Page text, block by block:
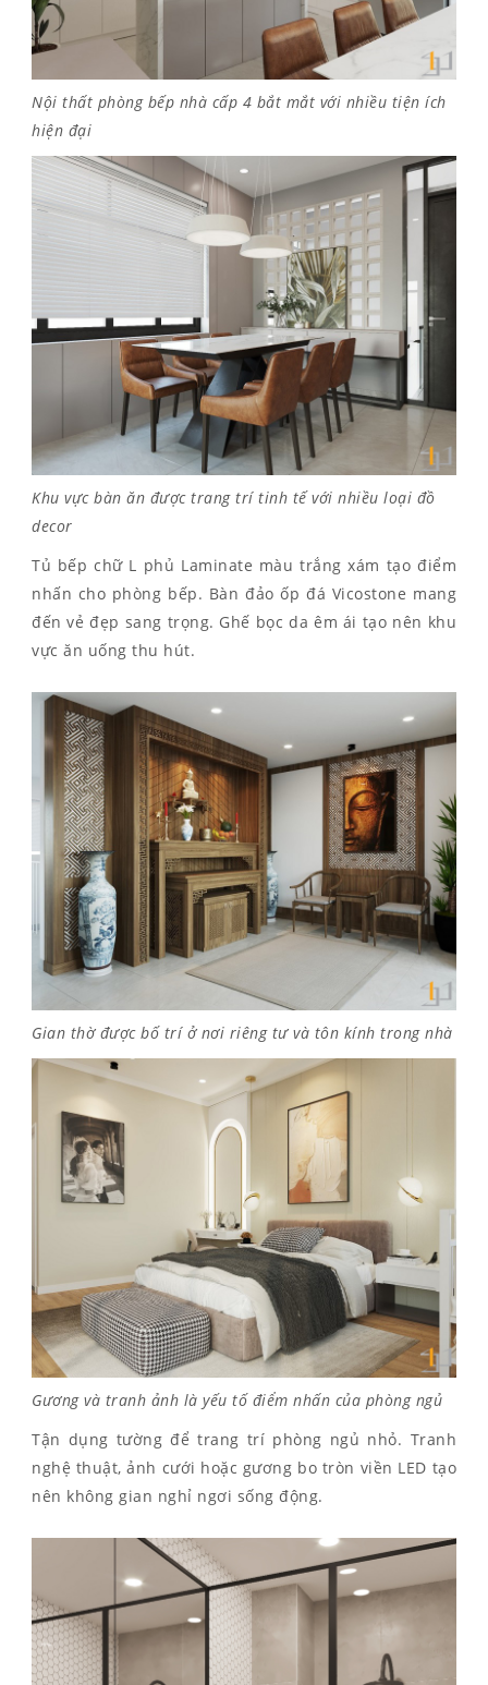
Nội thất phòng bếp nhà cấp 4 bắt mắt với nhiều tiện ích
hiện đại
Khu vực bàn ăn được trang trí tinh tế với nhiều loại đồ
decor
Tủ bếp chữ L phủ Laminate màu trắng xám tạo điểm
nhấn cho phòng bếp. Bàn đảo ốp đá Vicostone mang
đến vẻ đẹp sang trọng. Ghế bọc da êm ái tạo nên khu
vực ăn uống thu hút.
Gian thờ được bố trí ở nơi riêng tư và tôn kính trong nhà
Gương và tranh ảnh là yếu tố điểm nhấn của phòng ngủ
Tận dụng tường để trang trí phòng ngủ nhỏ. Tranh
nghệ thuật, ảnh cưới hoặc gương bo tròn viền LED tạo
nên không gian nghỉ ngơi sống động.